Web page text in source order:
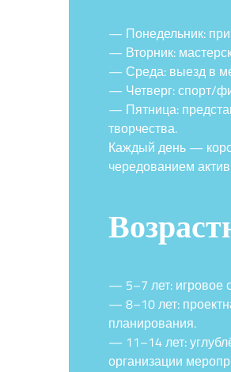
— Понедельник:
— Вторник:
— Среда: выезд в
— Четверг: спорт/
— Пятница:
творчества.
Каждый день —
чередованием
— 5–7 лет: игровое
— 8–10 лет:
планирования.
— 11–14 лет:
организации